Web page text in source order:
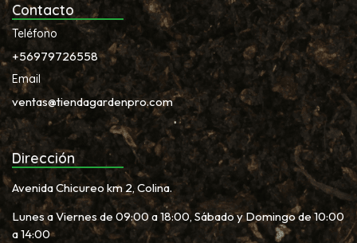
Contacto
Teléfono
+56979726558
Email
ventas@tiendagardenpro.com
Dirección
Avenida Chicureo km 2, Colina.
Lunes a Viernes de 09:00 a 18:00, Sábado y Domingo de 10:00
a 14:00